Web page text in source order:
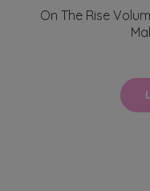
On The Rise